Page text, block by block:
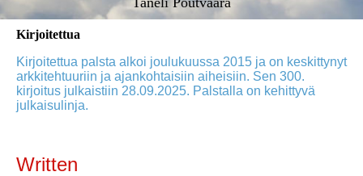
Kirjoitettua
Kirjoitettua palsta alkoi joulukuussa 2015 ja on keskittynyt
arkkitehtuuriin ja ajankohtaisiin aiheisiin. Sen 300.
kirjoitus julkaistiin 28.09.2025. Palstalla on kehittyvä
julkaisulinja.
Written